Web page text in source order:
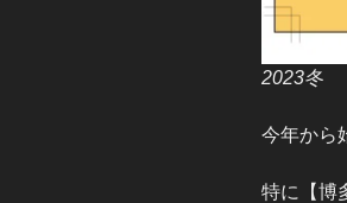
2023冬
今年から
特に【博